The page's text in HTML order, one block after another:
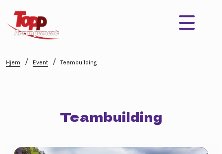
Hjem / Event / Teambuilding
Teambuilding